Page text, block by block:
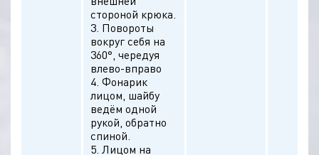
стороной крюка.
3. Повороты
вокруг себя на
360°, чередуя
влево-вправо
4. Фонарик
лицом, шайбу
ведём одной
рукой, обратно
спиной.
5. Лицом на